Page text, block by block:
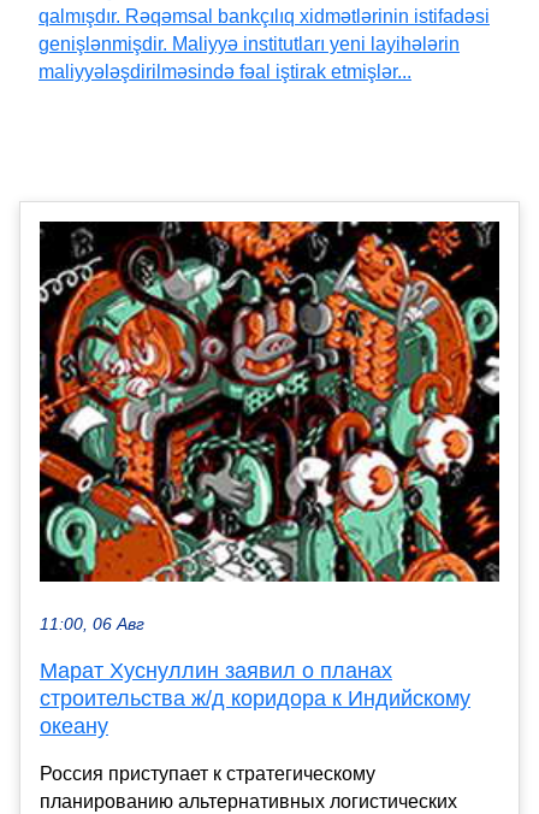
qalmışdır. Rəqəmsal bankçılıq xidmətlərinin istifadəsi
genişlənmişdir. Maliyyə institutları yeni layihələrin
maliyyələşdirilməsində fəal iştirak etmişlər...
11:00, 06 Авг
Марат Хуснуллин заявил о планах
строительства ж/д коридора к Индийскому
океану
Россия приступает к стратегическому
планированию альтернативных логистических